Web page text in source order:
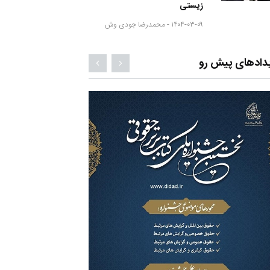
زیستی
۱۴۰۴-۰۳-۰۹ - محمدرضا جودی وش
پیش رو